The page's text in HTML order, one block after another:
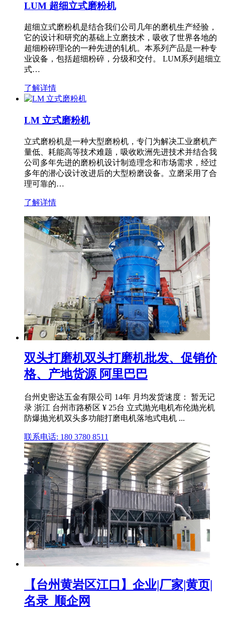
LUM 超细立式磨粉机
超细立式磨粉机是结合我们公司几年的磨机生产经验，
它的设计和研究的基础上立磨技术，吸收了世界各地的
超细粉碎理论的一种先进的轧机。本系列产品是一种专
业设备，包括超细粉碎，分级和交付。 LUM系列超细立
式…
了解详情
LM 立式磨粉机
立式磨粉机是一种大型磨粉机，专门为解决工业磨机产
量低、耗能高等技术难题，吸收欧洲先进技术并结合我
公司多年先进的磨粉机设计制造理念和市场需求，经过
多年的潜心设计改进后的大型粉磨设备。立磨采用了合
理可靠的…
了解详情
双头打磨机双头打磨机批发、促销价
格、产地货源 阿里巴巴
台州史密达五金有限公司 14年 月均发货速度： 暂无记
录 浙江 台州市路桥区 ¥ 25台 立式抛光电机布伦抛光机
防爆抛光机双头多功能打磨电机落地式电机 ...
联系电话: 180 3780 8511
【台州黄岩区江口】企业|厂家|黄页|
名录_顺企网